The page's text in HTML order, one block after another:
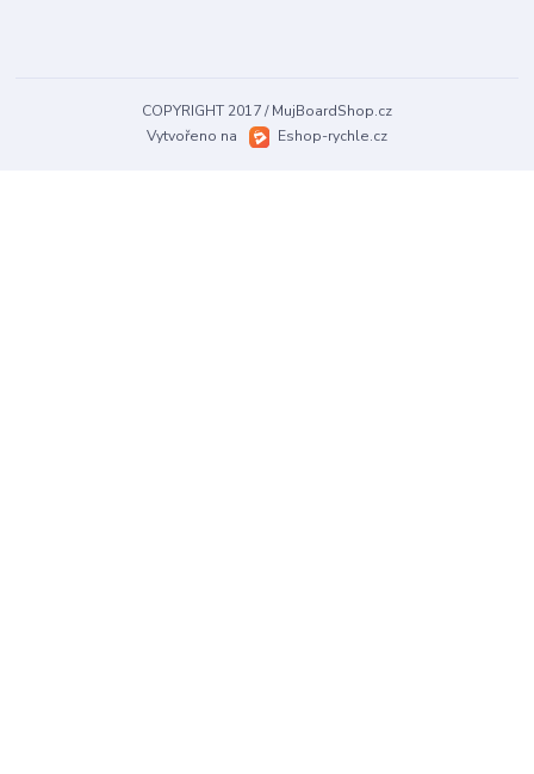
COPYRIGHT 2017 / MujBoardShop.cz
Vytvořeno na
Eshop-rychle.cz